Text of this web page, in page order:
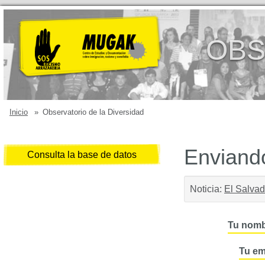
Inicio » Observatorio de la Diversidad
Consulta la base de datos
Noticia: El
Tu
Tu